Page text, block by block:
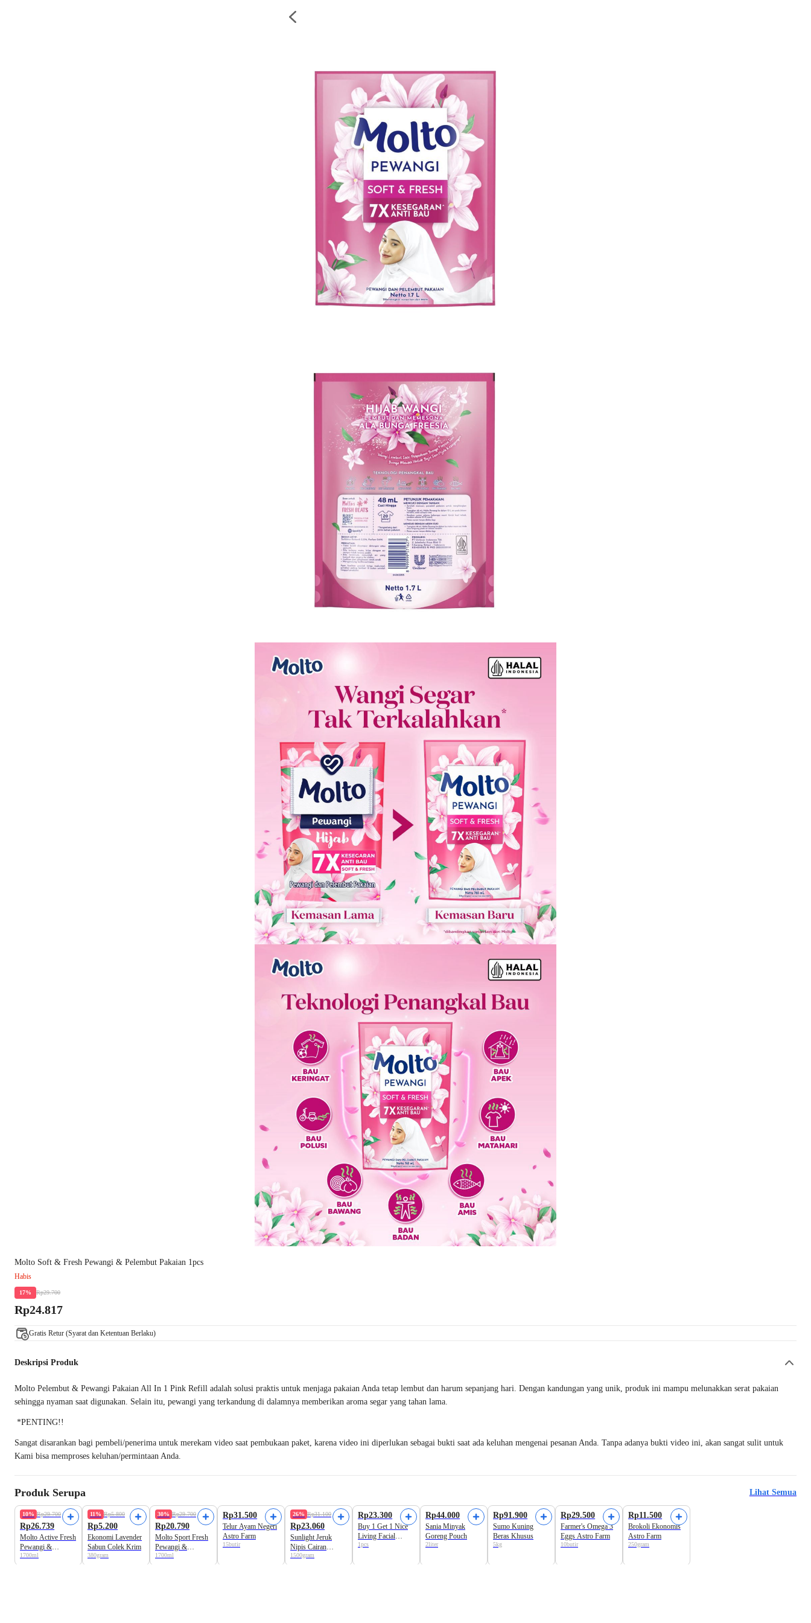
Molto Soft & Fresh Pewangi & Pelembut Pakaian 1pcs
Habis
17% Rp29.700
Rp24.817
Gratis Retur (Syarat dan Ketentuan Berlaku)
Deskripsi Produk
Molto Pelembut & Pewangi Pakaian All In 1 Pink Refill adalah solusi praktis untuk menjaga pakaian Anda tetap lembut dan harum sepanjang hari. Dengan kandungan yang unik, produk ini mampu melunakkan serat pakaian
sehingga nyaman saat digunakan. Selain itu, pewangi yang terkandung di dalamnya memberikan aroma segar yang tahan lama.
*PENTING!!
Sangat disarankan bagi pembeli/penerima untuk merekam video saat pembukaan paket, karena video ini diperlukan sebagai bukti saat ada keluhan mengenai pesanan Anda. Tanpa adanya bukti video ini, akan sangat sulit untuk
Kami bisa memproses keluhan/permintaan Anda.
Produk Serupa Lihat Semua
10% Rp29.700
Rp26.739
Molto Active Fresh
Pewangi &
Pelembut Pakaian
1700ml
11% Rp5.800
Rp5.200
Ekonomi Lavender
Sabun Colek Krim
380gram
30% Rp29.700
Rp20.790
Molto Sport Fresh
Pewangi &
Pelembut Pakaian
1700ml
Rp31.500
Telur Ayam Negeri
Astro Farm
15butir
26% Rp31.100
Rp23.060
Sunlight Jeruk
Nipis Cairan
Pencuci Piring
1500gram
Rp23.300
Buy 1 Get 1 Nice
Living Facial
Tissue Soft Pack
1pcs
Rp44.000
Sania Minyak
Goreng Pouch
2liter
Rp91.900
Sumo Kuning
Beras Khusus
5kg
Rp29.500
Farmer's Omega 3
Eggs Astro Farm
10butir
Rp11.500
Brokoli Ekonomis
Astro Farm
250gram